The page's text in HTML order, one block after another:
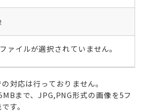
ファイルが選択されていません。
対応は行っておりません。
まで、JPG,PNG形式の画像を5フ
す。